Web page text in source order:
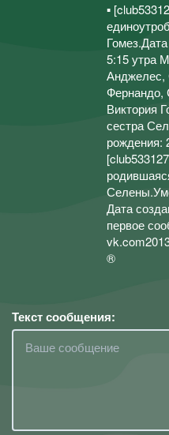
▪
5:15 утра
Анджелес,
Фернандо,
Виктория
сестра
рождения:
Дата
первое
®
Текст сообщения: